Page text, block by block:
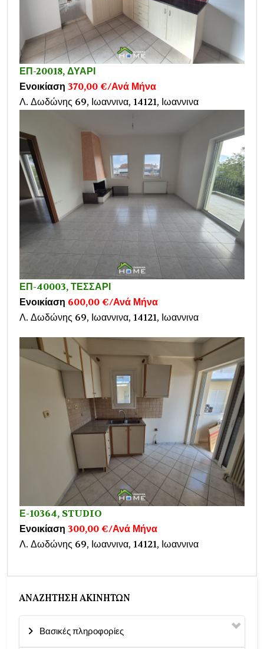
ΕΠ-20018, ΔΥΑΡΙ
Ενοικίαση 370,00 €/Ανά Μήνα
Λ. Δωδώνης 69, Ιωαννινα, 14121, Ιωαννινα
ΕΠ-40003, ΤΕΣΣΑΡΙ
Ενοικίαση 600,00 €/Ανά Μήνα
Λ. Δωδώνης 69, Ιωαννινα, 14121, Ιωαννινα
Ε-10364, STUDIO
Ενοικίαση 300,00 €/Ανά Μήνα
Λ. Δωδώνης 69, Ιωαννινα, 14121, Ιωαννινα
ΑΝΑΖΉΤΗΣΗ ΑΚΙΝΉΤΩΝ
Βασικές πληροφορίες